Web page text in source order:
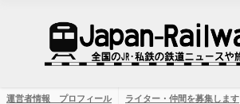
運営者情報 プロフィール ライター・仲間を募集します